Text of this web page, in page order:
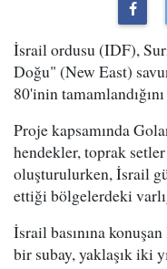
İsrail ordusu (IDF),
Doğu" (New East)
80'inin
Proje kapsamında
hendekler, toprak
oluşturulurken, İsrail
ettiği bölgelerdeki
İsrail basınına
bir subay, yaklaşık iki